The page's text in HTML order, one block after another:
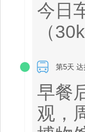
今日
（
第5天
早餐
观，